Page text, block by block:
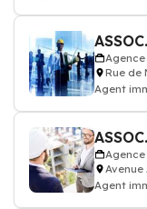
Rue de
Agent
Avenue
Agent